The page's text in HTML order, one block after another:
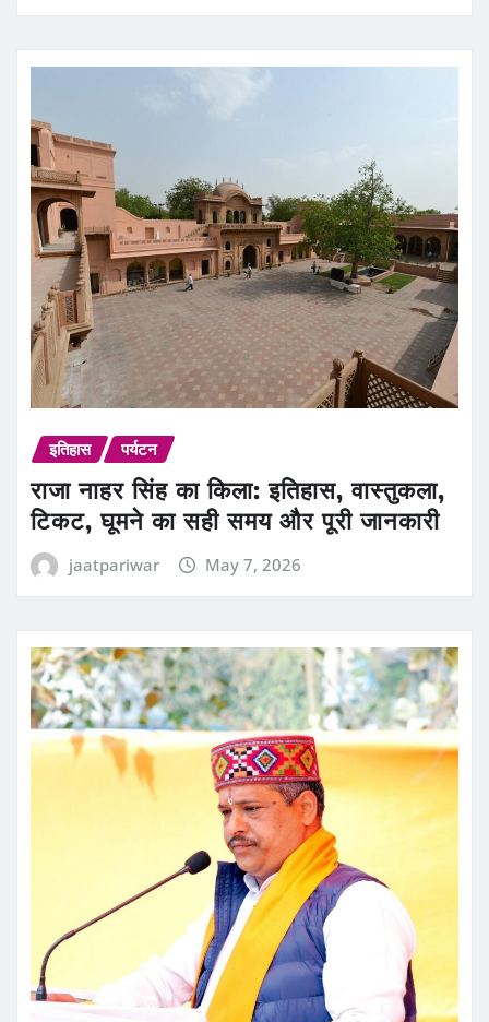
इतिहास पर्यटन
राजा नाहर सिंह का किला: इतिहास, वास्तुकला,
टिकट, घूमने का सही समय और पूरी जानकारी
jaatpariwar May 7, 2026